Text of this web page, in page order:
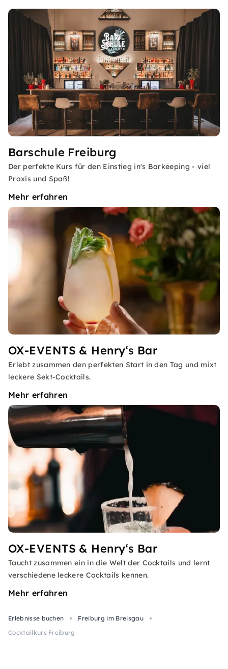
Barschule Freiburg
Der perfekte Kurs für den Einstieg in's Barkeeping - viel
Praxis und Spaß!
Mehr erfahren
OX-EVENTS & Henry‘s Bar
Erlebt zusammen den perfekten Start in den Tag und mixt
leckere Sekt-Cocktails.
Mehr erfahren
OX-EVENTS & Henry‘s Bar
Taucht zusammen ein in die Welt der Cocktails und lernt
verschiedene leckere Cocktails kennen.
Mehr erfahren
Erlebnisse buchen
Freiburg im Breisgau
Cocktailkurs Freiburg